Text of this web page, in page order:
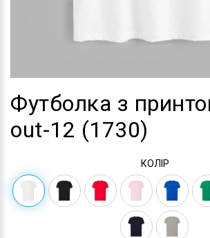
Футболка з
out-12 (1730)
КОЛІР